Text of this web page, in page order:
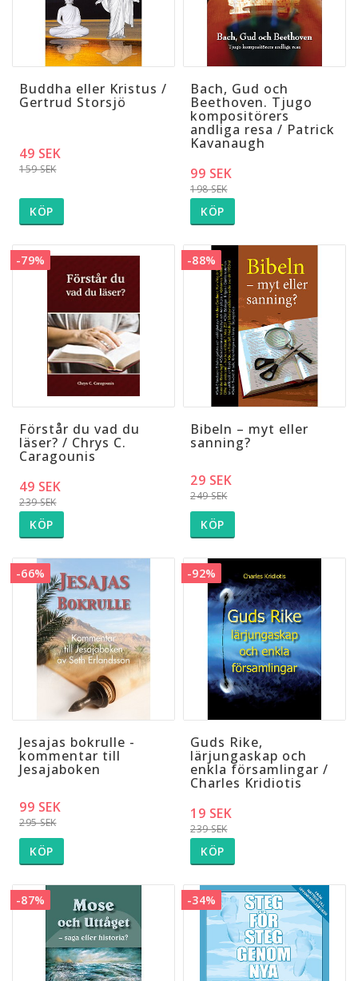
Buddha eller Kristus /
Gertrud Storsjö
159 SEK
49 SEK
KÖP
Bach, Gud och
Beethoven. Tjugo
kompositörers
andliga resa / Patrick
Kavanaugh
198 SEK
99 SEK
KÖP
-79%
Förstår du vad du
läser? / Chrys C.
Caragounis
239 SEK
49 SEK
KÖP
-88%
Bibeln – myt eller
sanning?
249 SEK
29 SEK
KÖP
-66%
Jesajas bokrulle -
kommentar till
Jesajaboken
295 SEK
99 SEK
KÖP
-92%
Guds Rike,
lärjungaskap och
enkla församlingar /
Charles Kridiotis
239 SEK
19 SEK
KÖP
-87% -34%